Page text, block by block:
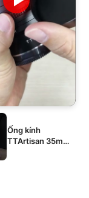
Ống kính
TTArtisan 35mm